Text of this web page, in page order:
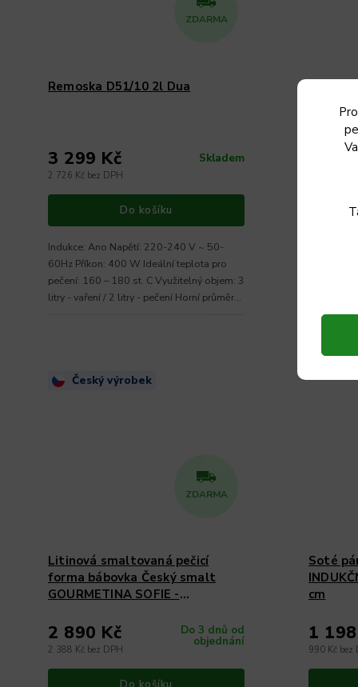
ZDARMA
Remoska D51/10 2l Dua
Skladem
2 726 Kč bez DPH
3 299 Kč
Do košíku
Indukce: Ano Napětí: 220-240 V ~ 50-
60Hz Příkon: 400 W Ideální teplota pro
pečení: 160 – 180 st. C Využitelný objem: 3
litry - vaření / 2 litry - pečení Horní průměr
699
Český výrobek
ZDARMA
Litinová smaltovaná pečicí
forma bábovka Český smalt
GOURMETINA SOFIE -
Do 3 dnů od
objednání
2 388 Kč bez DPH
2 890 Kč
Soté
cm
990 Kč bez
1